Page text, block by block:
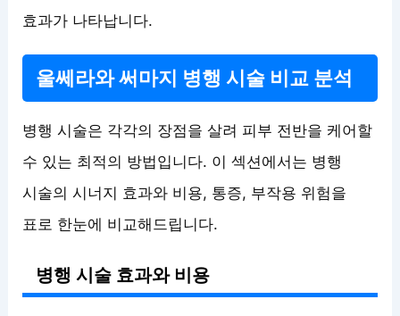
효과가 나타납니다.
울쎄라와 써마지 병행 시술 비교 분석
병행 시술은 각각의 장점을 살려 피부 전반을 케어할
수 있는 최적의 방법입니다. 이 섹션에서는 병행
시술의 시너지 효과와 비용, 통증, 부작용 위험을
표로 한눈에 비교해드립니다.
병행 시술 효과와 비용